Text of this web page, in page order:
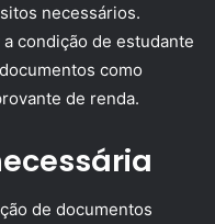
necessários.
condição de estudante
como
de renda.
de documentos